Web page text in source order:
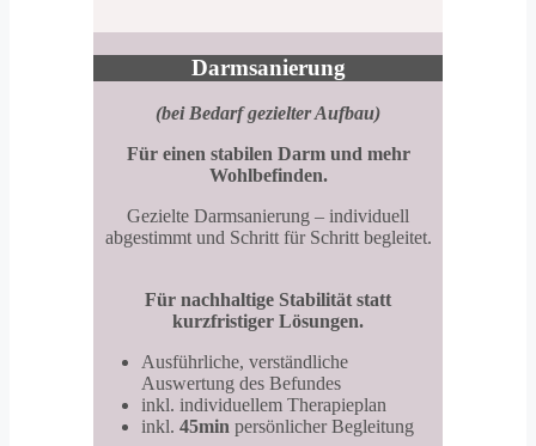
Darmsanierung
(bei Bedarf gezielter Aufbau)
Für einen stabilen Darm und mehr
Wohlbefinden.
Gezielte Darmsanierung – individuell
abgestimmt und Schritt für Schritt begleitet.
Für nachhaltige Stabilität statt
kurzfristiger Lösungen.
Ausführliche, verständliche
Auswertung des Befundes
inkl. individuellem Therapieplan
inkl. 45min persönlicher Begleitung